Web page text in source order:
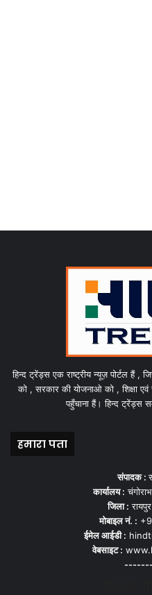
हिन्द ट्रेंड्स एक राष्ट्रीय न्यूज़ पोर्टल हैं ,
को , सरकार की योजनाओ को , शिक्षा
पहुँचाना हैं। हिन्द ट्रेंड्स
हमारा पता
संपादक :
कार्यालय :
जिला : रायपुर
मोबाइल नं. :
ईमेल आईडी :
वेबसाइट :